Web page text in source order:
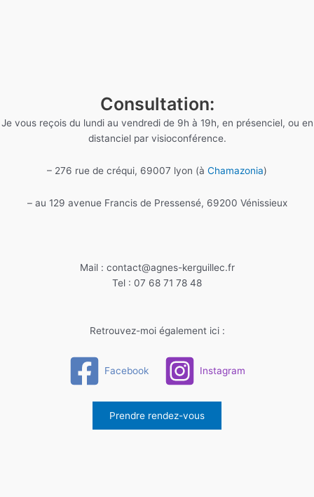
Consultation:
Je vous reçois du lundi au vendredi de 9h à 19h, en présenciel, ou en
distanciel par visioconférence.
– 276 rue de créqui, 69007 lyon (à Chamazonia)
– au 129 avenue Francis de Pressensé, 69200 Vénissieux
Mail : contact@agnes-kerguillec.fr
Tel : 07 68 71 78 48
Retrouvez-moi également ici :
Facebook Instagram
Prendre rendez-vous